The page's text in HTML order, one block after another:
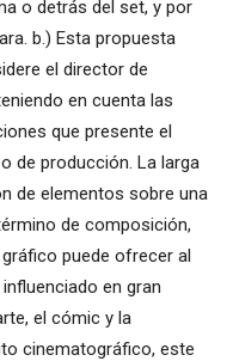
o detrás del set, y por
b.) Esta propuesta
el director de
en cuenta las
que presente el
de producción. La larga
de elementos sobre una
de composición,
puede ofrecer al
en gran
el cómic y la
cinematográfico, este